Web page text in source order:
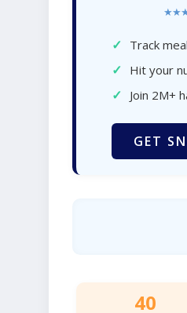
✓ Track
✓ Hit your
✓ Join 2M+
GET
40